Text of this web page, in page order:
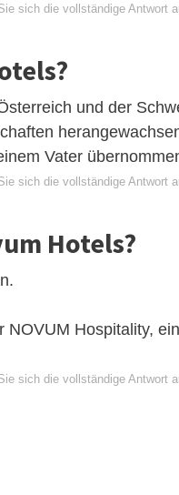
sich die vollständige Antwort
und der
Vater
sich die vollständige Antwort
Hotels?
Hospitality,
sich die vollständige Antwort